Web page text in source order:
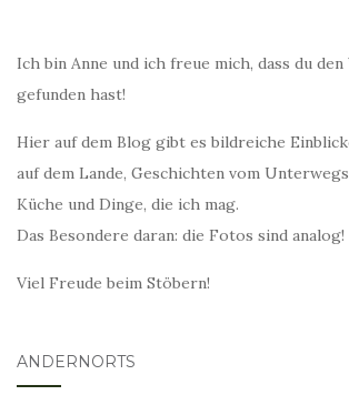
Ich bin Anne und ich freue mich, dass du
gefunden hast!
Hier auf dem Blog gibt es bildreiche
auf dem Lande, Geschichten vom
Küche und Dinge, die ich mag.
Das Besondere daran: die Fotos sind analog!
Viel Freude beim Stöbern!
ANDERNORTS